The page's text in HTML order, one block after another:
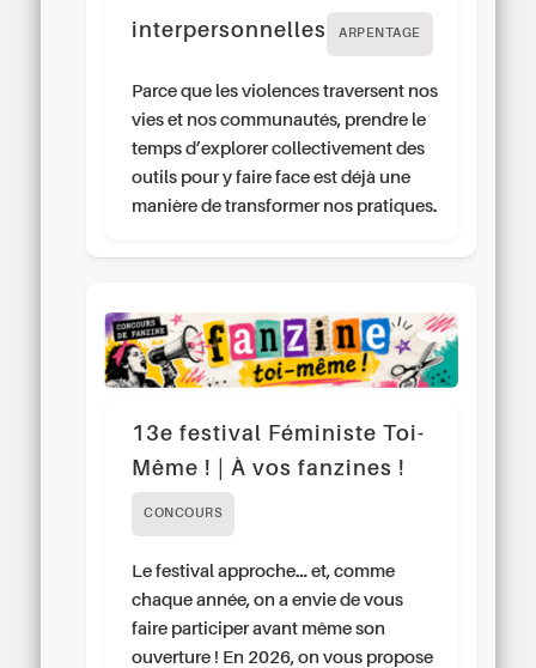
interpersonnelles
ARPENTAGE
Parce que les violences traversent nos
vies et nos communautés, prendre le
temps d’explorer collectivement des
outils pour y faire face est déjà une
manière de transformer nos pratiques.
13e festival Féministe Toi-
Même ! | À vos fanzines !
CONCOURS
Le festival approche… et, comme
chaque année, on a envie de vous
faire participer avant même son
ouverture ! En 2026, on vous propose